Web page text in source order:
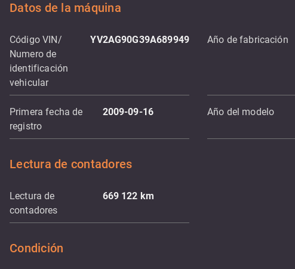
Datos de la máquina
Código VIN/
Numero de
identificación
vehicular
YV2AG90G39A689949 Año de fabricación
Primera fecha de
registro
2009-09-16 Año del modelo
Lectura de contadores
Lectura de
contadores
669 122 km
Condición